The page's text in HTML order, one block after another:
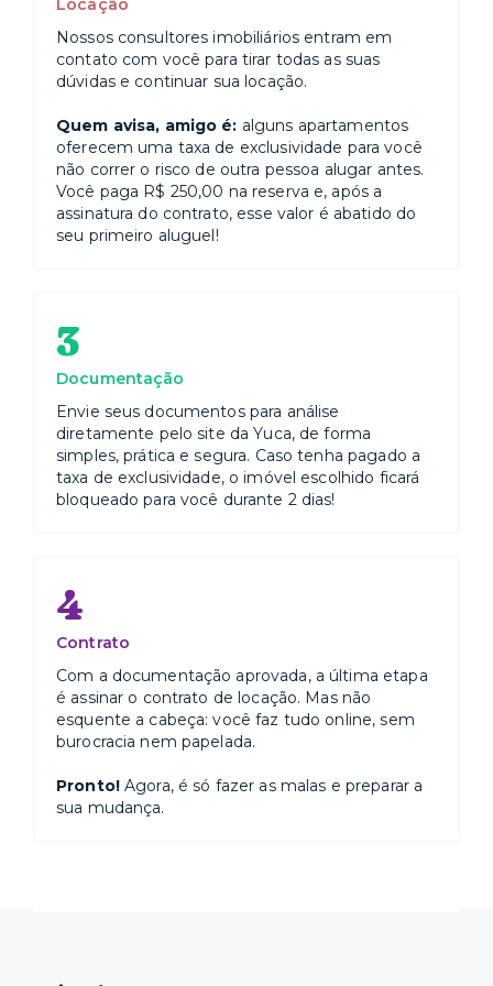
Locação
Nossos consultores imobiliários entram em
contato com você para tirar todas as suas
dúvidas e continuar sua locação.
Quem avisa, amigo é: alguns apartamentos
oferecem uma taxa de exclusividade para você
não correr o risco de outra pessoa alugar antes.
Você paga R$ 250,00 na reserva e, após a
assinatura do contrato, esse valor é abatido do
seu primeiro aluguel!
3
Documentação
Envie seus documentos para análise
diretamente pelo site da Yuca, de forma
simples, prática e segura. Caso tenha pagado a
taxa de exclusividade, o imóvel escolhido ficará
bloqueado para você durante 2 dias!
4
Contrato
Com a documentação aprovada, a última etapa
é assinar o contrato de locação. Mas não
esquente a cabeça: você faz tudo online, sem
burocracia nem papelada.
Pronto!Agora, é só fazer as malas e preparar a
sua mudança.